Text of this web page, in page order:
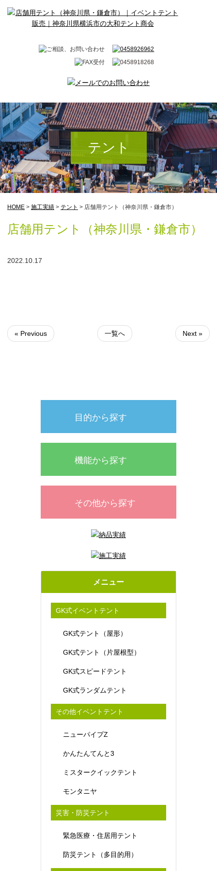
テント
HOME > 施工実績 > テント > 店舗用テント（神奈川県・鎌倉市）
店舗用テント（神奈川県・鎌倉市）
2022.10.17
« Previous 一覧へ Next »
目的から探す
機能から探す
その他から探す
メニュー
GK式イベントテント
GK式テント（屋形）
GK式テント（片屋根型）
GK式スピードテント
GK式ランダムテント
その他イベントテント
ニューパイプZ
かんたんてんと3
ミスタークイックテント
モンタニヤ
災害・防災テント
緊急医療・住居用テント
防災テント（多目的用）